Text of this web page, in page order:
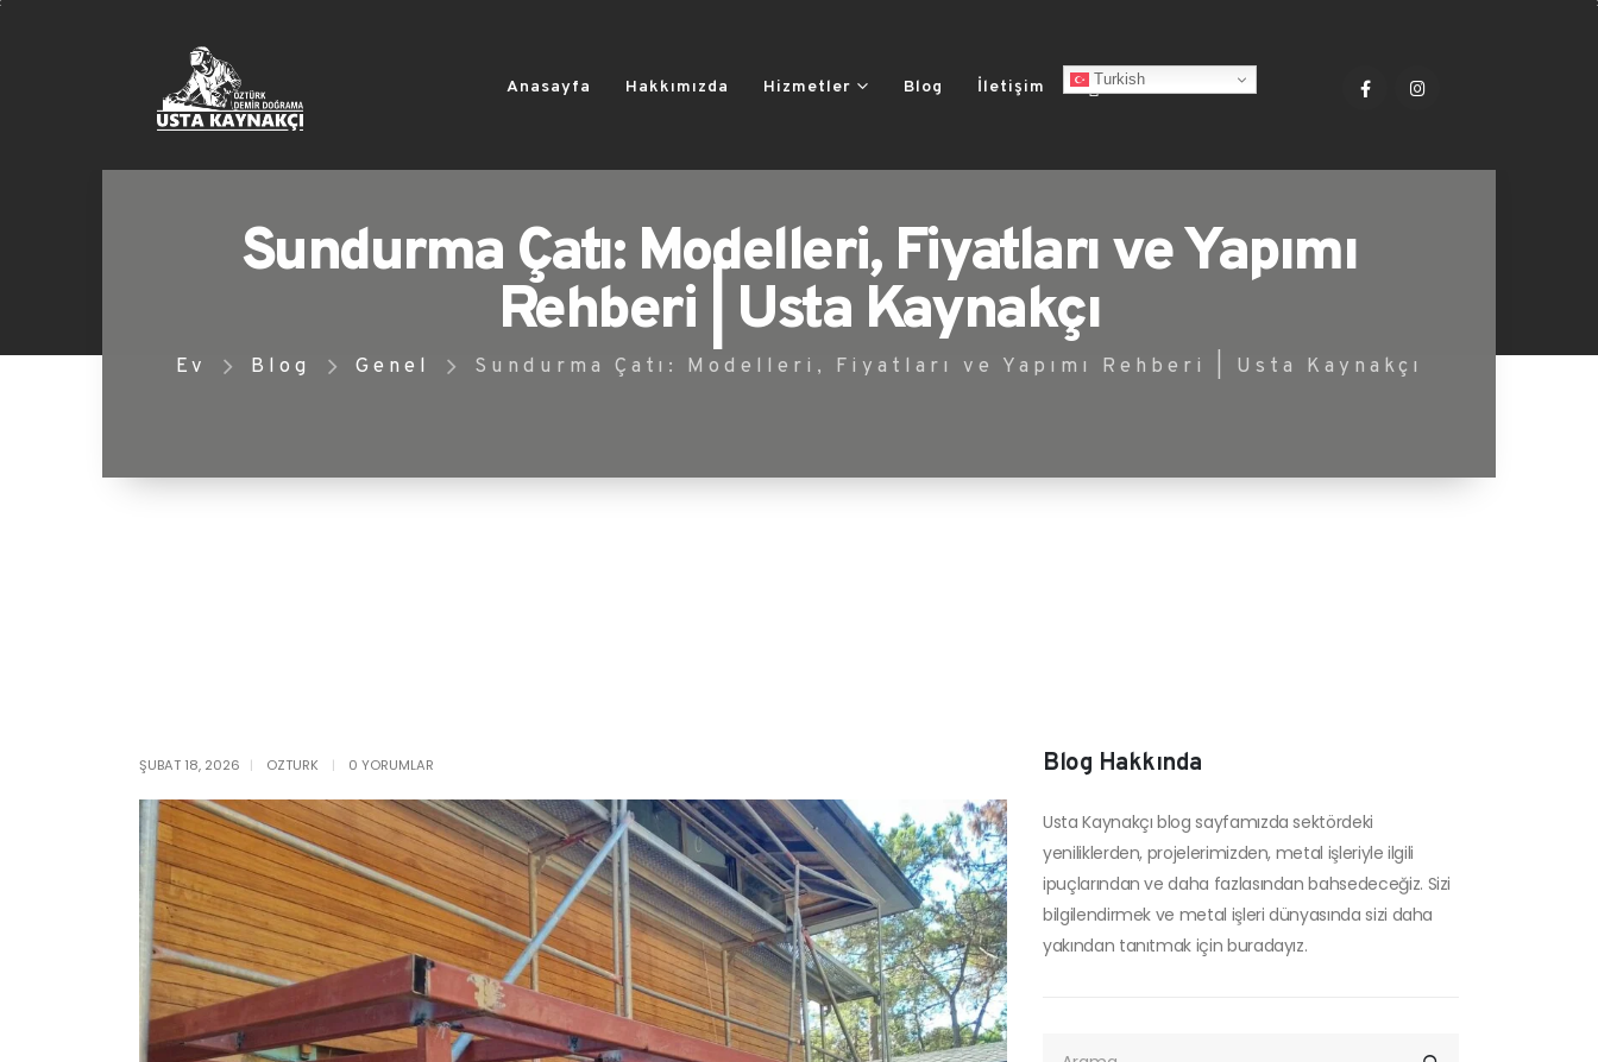
Anasayfa Hakkımızda Hizmetler Blog İletişim Turkish
Sundurma Çatı: Modelleri, Fiyatları ve Yapımı
Rehberi | Usta Kaynakçı
Ev Blog Genel Sundurma Çatı: Modelleri, Fiyatları ve Yapımı Rehberi | Usta Kaynakçı
ŞUBAT 18, 2026 OZTURK 0 YORUMLAR Blog Hakkında
Usta Kaynakçı blog sayfamızda sektördeki
yeniliklerden, projelerimizden, metal işleriyle ilgili
ipuçlarından ve daha fazlasından bahsedeceğiz. Sizi
bilgilendirmek ve metal işleri dünyasında sizi daha
yakından tanıtmak için buradayız.